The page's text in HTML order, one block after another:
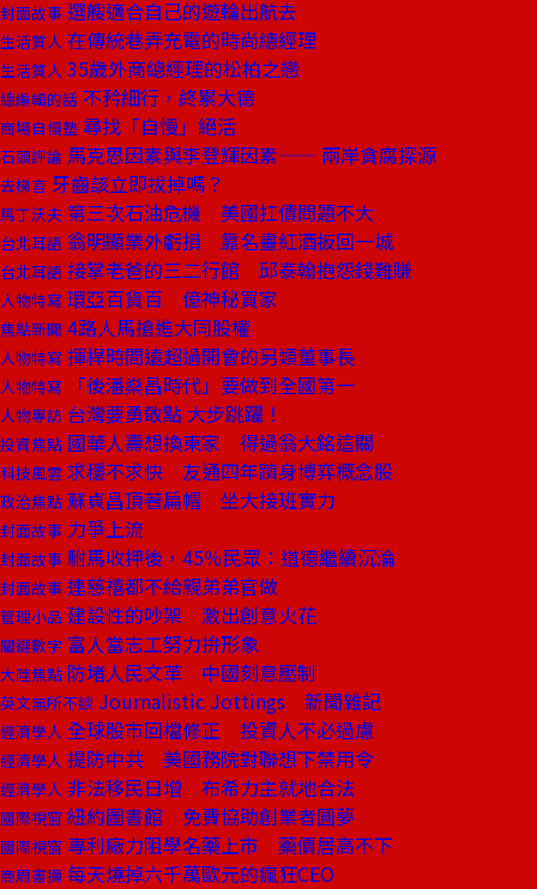
封面故事 選艘適合自己的遊輪出航去
生活質人 在傳統巷弄充電的時尚總經理
生活質人 35歲外商總經理的松柏之戀
總編輯的話 不矜細行，終累大德
商場自慢塾 尋找「自慢」絕活
石頭評論 馬克思因素與李登輝因素—— 兩岸貪腐探源
去梯言 牙齒該立即拔掉嗎？
馬丁沃夫 第三次石油危機 美國扛債問題不大
台北耳語 翁明顯業外虧損 靠名畫紅酒扳回一城
台北耳語 接掌老爸的三二行館 邱泰翰抱怨錢難賺
人物特寫 環亞百貨百 億神秘買家
焦點新聞 4路人馬搶進大同股權
人物特寫 揮桿時間遠超過開會的另類董事長
人物特寫 「後潘燊昌時代」要做到全國第一
人物專訪 台灣要勇敢點 大步跳躍！
投資焦點 國華人壽想換東家 得過翁大銘這關
科技風雲 求穩不求快 友通四年躋身博弈概念股
政治焦點 蘇貞昌頂著扁帽 坐大接班實力
封面故事 力爭上流
封面故事 駙馬收押後，45％民眾：道德繼續沉淪
封面故事 連慈禧都不給親弟弟官做
管理小品 建設性的吵架 激出創意火花
關鍵數字 富人當志工努力拚形象
大陸焦點 防堵人民文革 中國刻意壓制
英文無所不談 Journalistic Jottings 新聞雜記
經濟學人 全球股市回檔修正 投資人不必過慮
經濟學人 提防中共 美國務院對聯想下禁用令
經濟學人 非法移民日增 布希力主就地合法
國際視窗 紐約圖書館 免費協助創業者圓夢
國際視窗 專利廠力阻學名藥上市 藥價居高不下
商周書摘 每天燒掉六千萬歐元的瘋狂CEO